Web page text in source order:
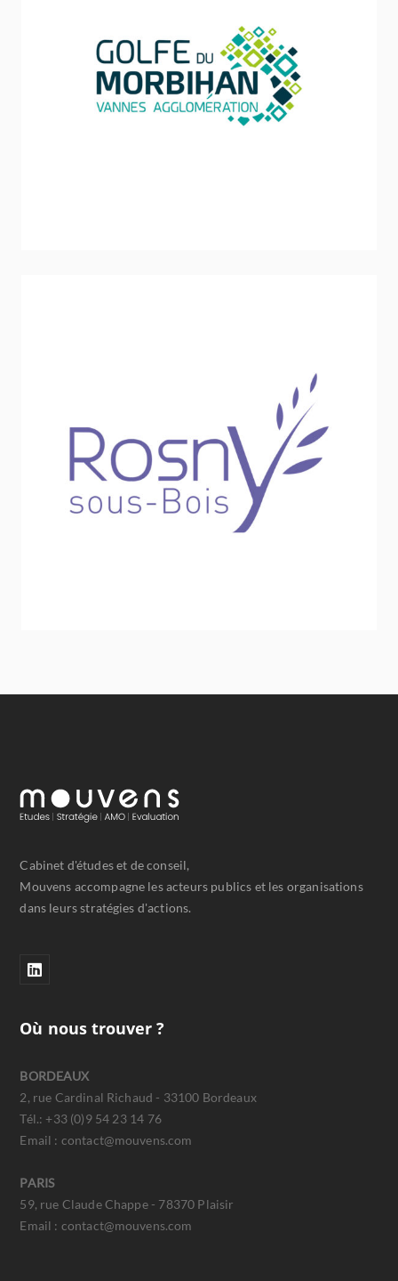
Communauté d’Agglomération Vannes Agglo
Sport - Loisirs - Jeunesse
Ville de Rosny-sous-Bois
Sport - Loisirs - Jeunesse
Cabinet d'études et de conseil,
Mouvens accompagne les acteurs publics et les organisations
dans leurs stratégies d'actions.
Où nous trouver ?
BORDEAUX
2, rue Cardinal Richaud - 33100 Bordeaux
Tél.: +33 (0)9 54 23 14 76
Email : contact@mouvens.com
PARIS
59, rue Claude Chappe - 78370 Plaisir
Email : contact@mouvens.com